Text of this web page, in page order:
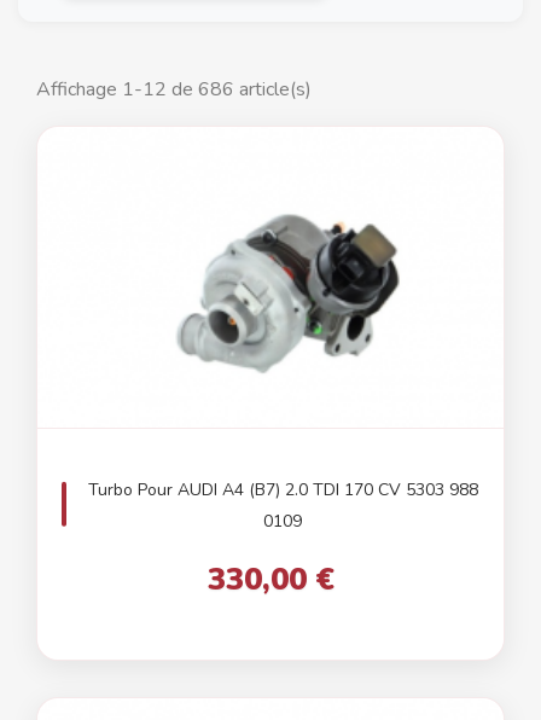
Affichage 1-12 de 686 article(s)
Turbo Pour AUDI A4 (B7) 2.0 TDI 170 CV 5303 988
0109
330,00 €